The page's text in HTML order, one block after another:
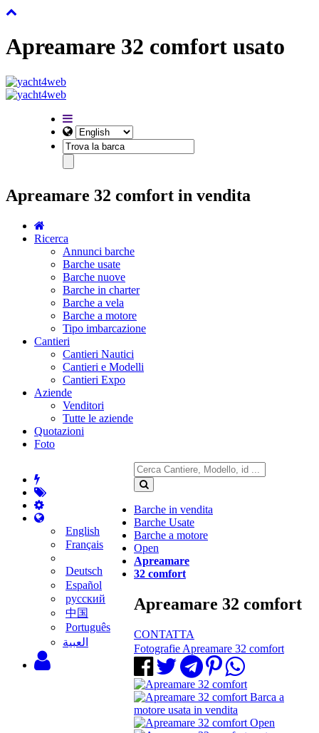
Apreamare 32 comfort usato
Apreamare 32 comfort in vendita
Ricerca
Annunci barche
Barche usate
Barche nuove
Barche in charter
Barche a vela
Barche a motore
Tipo imbarcazione
Cantieri
Cantieri Nautici
Cantieri e Modelli
Cantieri Expo
Aziende
Venditori
Tutte le aziende
Quotazioni
Foto
English
Français
Deutsch
Español
русский
中国
Português
‫العبية
Barche in vendita
Barche Usate
Barche a motore
Open
Apreamare
32 comfort
Apreamare 32 comfort
CONTATTA
Fotografie Apreamare 32 comfort